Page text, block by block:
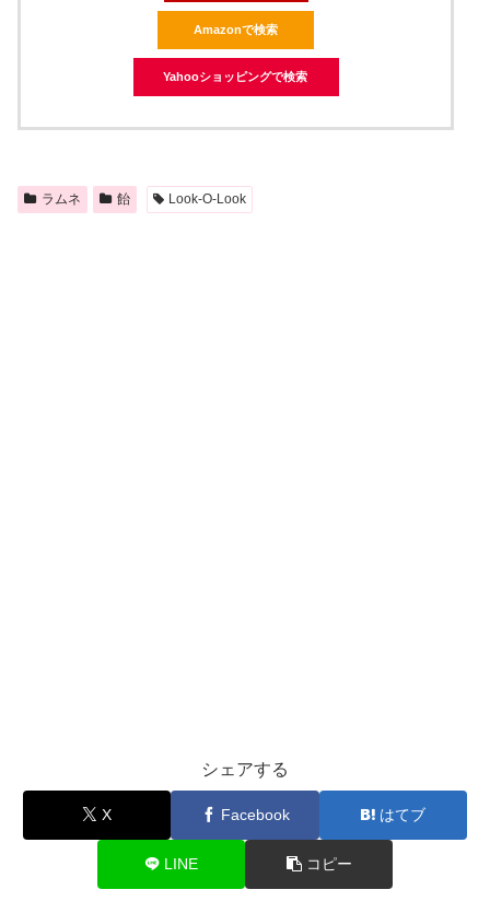
Amazonで検索
Yahooショッピングで検索
ラムネ 飴 Look-O-Look
シェアする
X Facebook はてブ
LINE コピー